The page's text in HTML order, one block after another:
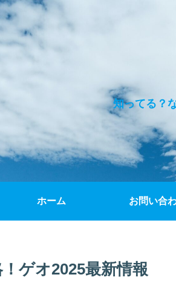
知ってる？
ホーム お問い合
ゲオ2025最新情報